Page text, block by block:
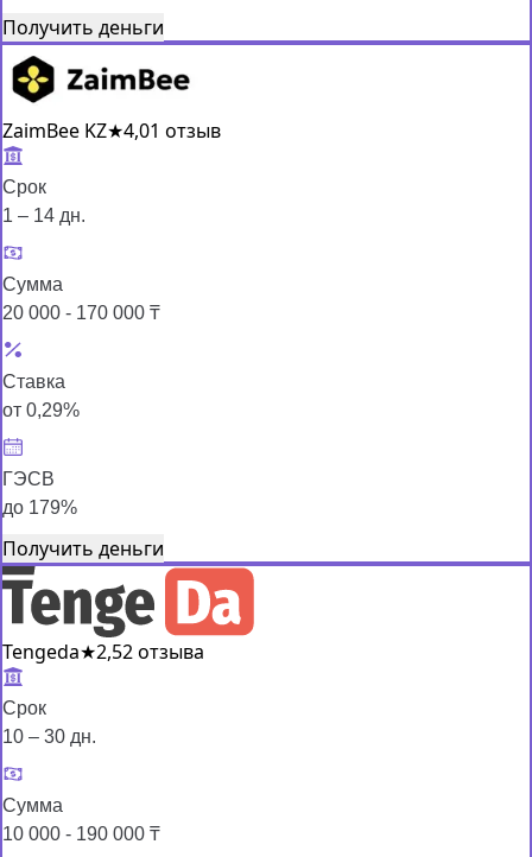
Получить деньги
ZaimBee KZ★4,01 отзыв
Срок
1 – 14 дн.
Сумма
20 000 - 170 000 ₸
Ставка
от 0,29%
ГЭСВ
до 179%
Получить деньги
Tengeda★2,52 отзыва
Срок
10 – 30 дн.
Сумма
10 000 - 190 000 ₸